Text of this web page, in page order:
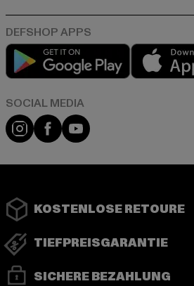
Play market
Instagram
FacebookYouTube
KOSTENLOSE RETOURE
TIEFPREISGARANTIE
SICHERE BEZAHLUNG